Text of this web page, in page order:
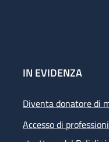
IN EVIDENZA
Diventa donatore di
Accesso di